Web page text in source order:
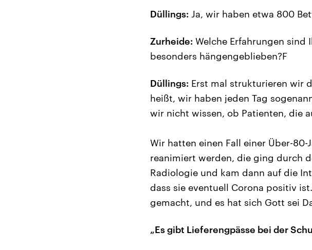
Düllings: Ja, wir haben etwa 800
Zurheide: Welche Erfahrungen sind
besonders hängengeblieben?F
Düllings: Erst mal strukturieren wir
heißt, wir haben jeden Tag
wir nicht wissen, ob Patienten, die
Wir hatten einen Fall einer Über-
reanimiert werden, die ging durch
Radiologie und kam dann auf die
dass sie eventuell Corona positiv
gemacht, und es hat sich Gott sei
„Es gibt Lieferengpässe bei der